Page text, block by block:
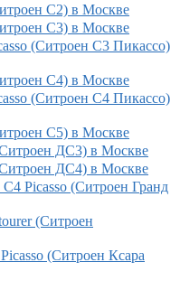
С2) в Москве
С3) в Москве
(Ситроен С3 Пикассо)
С4) в Москве
(Ситроен С4 Пикассо)
С5) в Москве
ДС3) в Москве
ДС4) в Москве
Picasso (Ситроен Гранд
(Ситроен
(Ситроен Ксара